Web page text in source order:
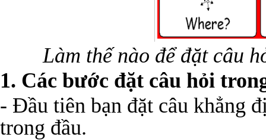
Làm thế nào để đặt câu
1. Các bước đặt câu hỏi
- Đầu tiên bạn đặt câu khẳng
trong đầu.